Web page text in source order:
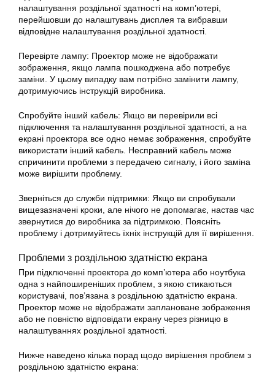
налаштування роздільної здатності на комп’ютері,
перейшовши до налаштувань дисплея та вибравши
відповідне налаштування роздільної здатності.
Перевірте лампу: Проектор може не відображати
зображення, якщо лампа пошкоджена або потребує
заміни. У цьому випадку вам потрібно замінити лампу,
дотримуючись інструкцій виробника.
Спробуйте інший кабель: Якщо ви перевірили всі
підключення та налаштування роздільної здатності, а на
екрані проектора все одно немає зображення, спробуйте
використати інший кабель. Несправний кабель може
спричинити проблеми з передачею сигналу, і його заміна
може вирішити проблему.
Зверніться до служби підтримки: Якщо ви спробували
вищезазначені кроки, але нічого не допомагає, настав час
звернутися до виробника за підтримкою. Поясніть
проблему і дотримуйтесь їхніх інструкцій для її вирішення.
Проблеми з роздільною здатністю екрана
При підключенні проектора до комп’ютера або ноутбука
одна з найпоширеніших проблем, з якою стикаються
користувачі, пов’язана з роздільною здатністю екрана.
Проектор може не відображати заплановане зображення
або не повністю відповідати екрану через різницю в
налаштуваннях роздільної здатності.
Нижче наведено кілька порад щодо вирішення проблем з
роздільною здатністю екрана: